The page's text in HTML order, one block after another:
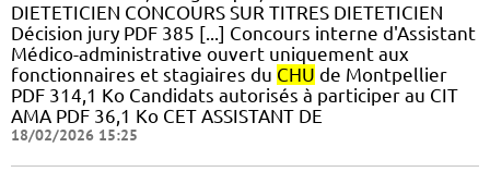
DIETETICIEN CONCOURS SUR TITRES DIETETICIEN
Décision jury PDF 385 [...] Concours interne d'Assistant
Médico-administrative ouvert uniquement aux
fonctionnaires et stagiaires du CHU de Montpellier
PDF 314,1 Ko Candidats autorisés à participer au CIT
AMA PDF 36,1 Ko CET ASSISTANT DE
18/02/2026 15:25